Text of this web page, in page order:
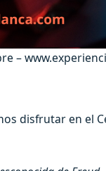
–
disfrutar en el